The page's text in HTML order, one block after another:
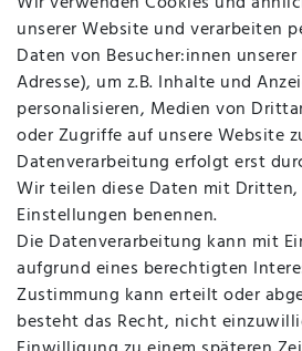
Über uns
Kontakt
Datenschutz
AGB
FAQ
Batterieentsorgung
Altölverordnung
Impressum
BEQUEM UND SICHER
unserer Website und verarbeiten
Daten von Besucher:innen unserer
Adresse), um z.B. Inhalte und
personalisieren, Medien von
oder Zugriffe auf unsere Website
Datenverarbeitung erfolgt erst
Wir teilen diese Daten mit
Einstellungen benennen.
Die Datenverarbeitung kann mit
aufgrund eines berechtigten
Zustimmung kann erteilt oder
besteht das Recht, nicht